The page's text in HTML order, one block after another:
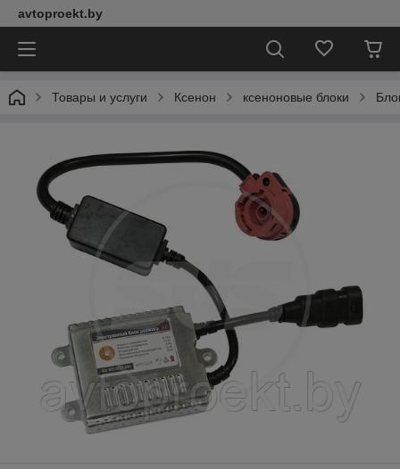
avtoproekt.by
Товары и услуги Ксенон ксеноновые блоки